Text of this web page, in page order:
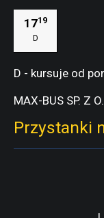
1719
D
D - kursuje od
MAX-BUS SP. Z
Przystanki